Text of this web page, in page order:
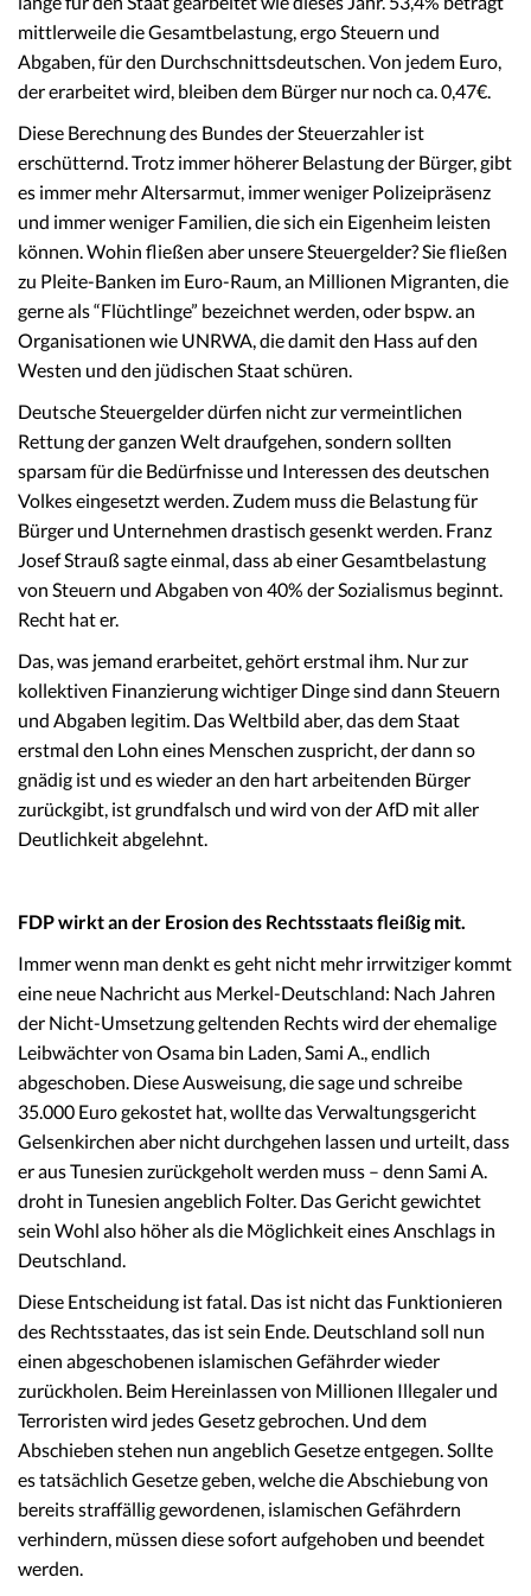
mittlerweile die Gesamtbelastung, ergo Steuern und
Abgaben, für den Durchschnittsdeutschen. Von jedem Euro,
der erarbeitet wird, bleiben dem Bürger nur noch ca. 0,47€.
Diese Berechnung des Bundes der Steuerzahler ist
erschütternd. Trotz immer höherer Belastung der Bürger, gibt
es immer mehr Altersarmut, immer weniger Polizeipräsenz
und immer weniger Familien, die sich ein Eigenheim leisten
können. Wohin fließen aber unsere Steuergelder? Sie fließen
zu Pleite-Banken im Euro-Raum, an Millionen Migranten, die
gerne als “Flüchtlinge” bezeichnet werden, oder bspw. an
Organisationen wie UNRWA, die damit den Hass auf den
Westen und den jüdischen Staat schüren.
Deutsche Steuergelder dürfen nicht zur vermeintlichen
Rettung der ganzen Welt draufgehen, sondern sollten
sparsam für die Bedürfnisse und Interessen des deutschen
Volkes eingesetzt werden. Zudem muss die Belastung für
Bürger und Unternehmen drastisch gesenkt werden. Franz
Josef Strauß sagte einmal, dass ab einer Gesamtbelastung
von Steuern und Abgaben von 40% der Sozialismus beginnt.
Recht hat er.
Das, was jemand erarbeitet, gehört erstmal ihm. Nur zur
kollektiven Finanzierung wichtiger Dinge sind dann Steuern
und Abgaben legitim. Das Weltbild aber, das dem Staat
erstmal den Lohn eines Menschen zuspricht, der dann so
gnädig ist und es wieder an den hart arbeitenden Bürger
zurückgibt, ist grundfalsch und wird von der AfD mit aller
Deutlichkeit abgelehnt.
FDP wirkt an der Erosion des Rechtsstaats fleißig mit.
Immer wenn man denkt es geht nicht mehr irrwitziger kommt
eine neue Nachricht aus Merkel-Deutschland: Nach Jahren
der Nicht-Umsetzung geltenden Rechts wird der ehemalige
Leibwächter von Osama bin Laden, Sami A., endlich
abgeschoben. Diese Ausweisung, die sage und schreibe
35.000 Euro gekostet hat, wollte das Verwaltungsgericht
Gelsenkirchen aber nicht durchgehen lassen und urteilt, dass
er aus Tunesien zurückgeholt werden muss – denn Sami A.
droht in Tunesien angeblich Folter. Das Gericht gewichtet
sein Wohl also höher als die Möglichkeit eines Anschlags in
Deutschland.
Diese Entscheidung ist fatal. Das ist nicht das Funktionieren
des Rechtsstaates, das ist sein Ende. Deutschland soll nun
einen abgeschobenen islamischen Gefährder wieder
zurückholen. Beim Hereinlassen von Millionen Illegaler und
Terroristen wird jedes Gesetz gebrochen. Und dem
Abschieben stehen nun angeblich Gesetze entgegen. Sollte
es tatsächlich Gesetze geben, welche die Abschiebung von
bereits straffällig gewordenen, islamischen Gefährdern
verhindern, müssen diese sofort aufgehoben und beendet
werden.